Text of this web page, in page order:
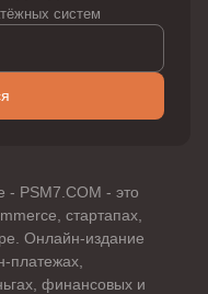
систем
- PSM7.COM - это
стартапах,
Онлайн-издание
платежах,
финансовых и